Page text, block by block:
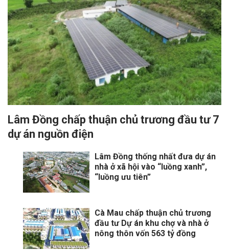
Lâm Đồng chấp thuận chủ trương đầu tư 7
dự án nguồn điện
Lâm Đồng thống nhất đưa dự án
nhà ở xã hội vào “luồng xanh”,
“luồng ưu tiên”
Cà Mau chấp thuận chủ trương
đầu tư Dự án khu chợ và nhà ở
nông thôn vốn 563 tỷ đồng